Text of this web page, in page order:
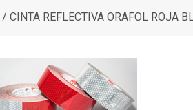
/ CINTA REFLECTIVA ORAFOL ROJA